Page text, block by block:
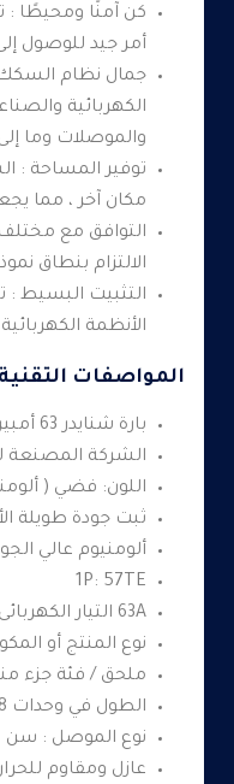
أمر جيد للوصول
الكهربائية
والموصلات وما
توفير المساحة :
مكان آخر ، مما
التوافق مع مختلف
الالتزام بنطاق
التثبيت البسيط
الأنظمة
المواصفات
بارة شنايدر 63 أمبير 12 خط
الشركة المصنعة
اللون: فضي (
ثبت جودة طويلة
ألومنيوم عالي
1P: 57TE
63A التيار الكهربائى
نوع المنتج أو
ملحق / فئة جزء
الطول في وحدات 18 مم
نوع الموصل : سن
عازل ومقاوم